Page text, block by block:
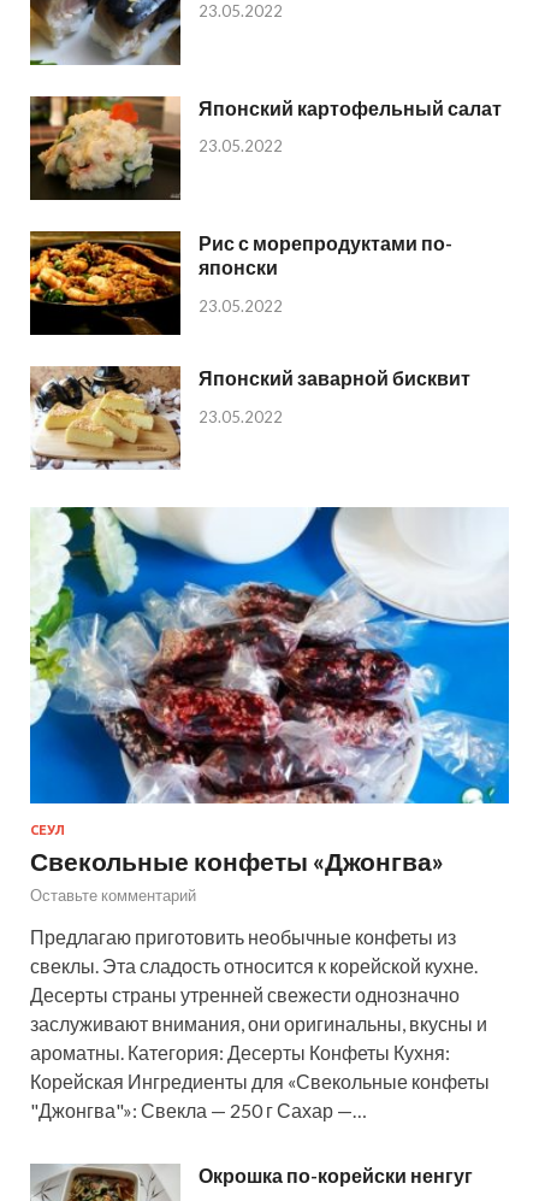
23.05.2022
Японский картофельный салат
23.05.2022
Рис с морепродуктами по-
японски
23.05.2022
Японский заварной бисквит
23.05.2022
СЕУЛ
Свекольные конфеты «Джонгва»
Оставьте комментарий
Предлагаю приготовить необычные конфеты из
свеклы. Эта сладость относится к корейской кухне.
Десерты страны утренней свежести однозначно
заслуживают внимания, они оригинальны, вкусны и
ароматны. Категория: Десерты Конфеты Кухня:
Корейская Ингредиенты для «Свекольные конфеты
"Джонгва"»: Свекла — 250 г Сахар —…
Окрошка по-корейски ненгуг